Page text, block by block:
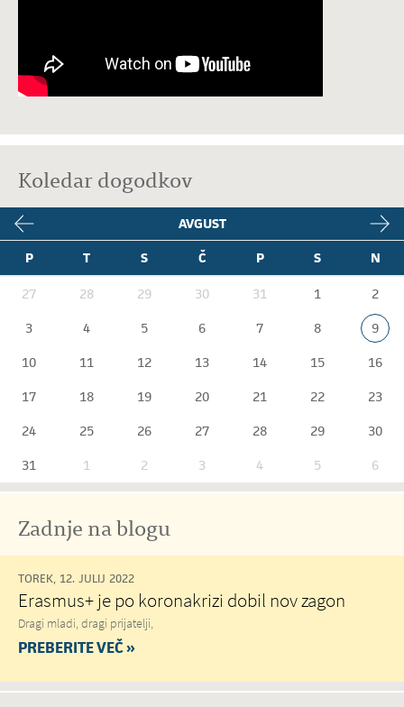
Koledar dogodkov
AVGUST
P
T S Č P S N
27 28 29 30 31 1
2
3
4 5 6 7 8
9
10
11 12 13 14 15
16
17
18 19 20 21 22
23
24
25 26 27 28 29
30
31
1 2 3 4 5 6
Zadnje na blogu
TOREK, 12. JULIJ 2022
Erasmus+ je po koronakrizi dobil nov zagon
Dragi mladi, dragi prijatelji,
PREBERITE VEČ »